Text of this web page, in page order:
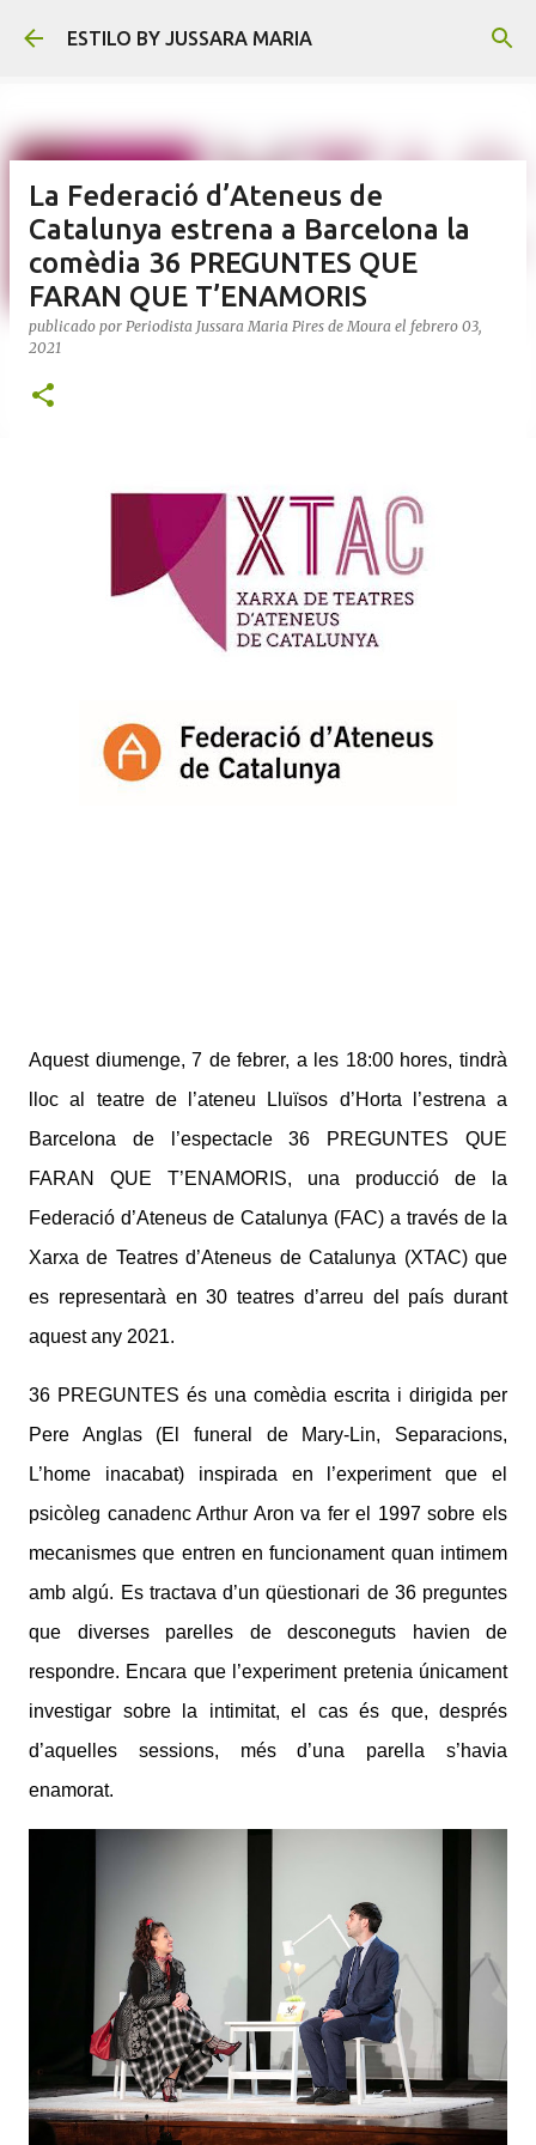
Ir al contenido principal
ESTILO BY JUSSARA MARIA
La Federació d’Ateneus de
Catalunya estrena a Barcelona la
comèdia 36 PREGUNTES QUE
FARAN QUE T’ENAMORIS
publicado por Periodista Jussara Maria Pires de Moura el febrero 03,
2021
Aquest diumenge, 7 de febrer, a les 18:00 hores, tindrà
lloc al teatre de l’ateneu Lluïsos d’Horta l’estrena a
Barcelona de l’espectacle 36 PREGUNTES QUE
FARAN QUE T’ENAMORIS, una producció de la
Federació d’Ateneus de Catalunya (FAC) a través de la
Xarxa de Teatres d’Ateneus de Catalunya (XTAC) que
es representarà en 30 teatres d’arreu del país durant
aquest any 2021.
36 PREGUNTES és una comèdia escrita i dirigida per
Pere Anglas (El funeral de Mary-Lin, Separacions,
L’home inacabat) inspirada en l’experiment que el
psicòleg canadenc Arthur Aron va fer el 1997 sobre els
mecanismes que entren en funcionament quan intimem
amb algú. Es tractava d’un qüestionari de 36 preguntes
que diverses parelles de desconeguts havien de
respondre. Encara que l’experiment pretenia únicament
investigar sobre la intimitat, el cas és que, després
d’aquelles sessions, més d’una parella s’havia
enamorat.